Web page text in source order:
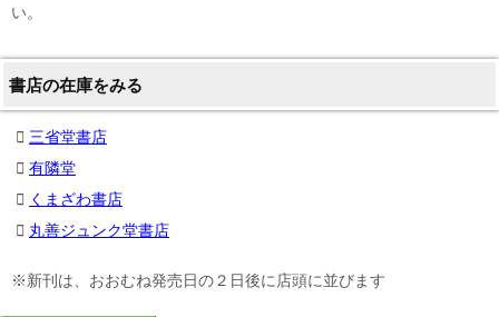
い。
書店の在庫をみる
三省堂書店
有隣堂
くまざわ書店
丸善ジュンク堂書店
※新刊は、おおむね発売日の２日後に店頭に並びます